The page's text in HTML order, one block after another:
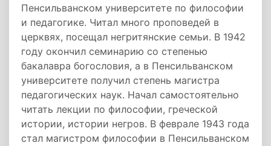
Пенсильванском университете по философии
и педагогике. Читал много проповедей в
церквях, посещал негритянские семьи. В 1942
году окончил семинарию со степенью
бакалавра богословия, а в Пенсильванском
университете получил степень магистра
педагогических наук. Начал самостоятельно
читать лекции по философии, греческой
истории, истории негров. В феврале 1943 года
стал магистром философии в Пенсильванском